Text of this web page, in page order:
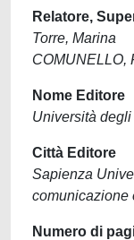
Relatore,
Torre, Marina
COMUNELLO,
Nome Editore
Università
Città Editore
Sapienza
comunicazione
Numero di